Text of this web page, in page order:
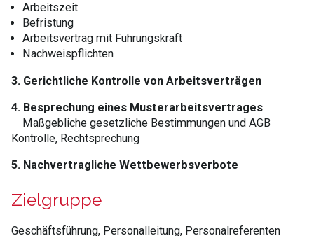
Arbeitszeit
Befristung
Arbeitsvertrag mit Führungskraft
Nachweispflichten
3. Gerichtliche Kontrolle von Arbeitsverträgen
4. Besprechung eines Musterarbeitsvertrages
Maßgebliche gesetzliche Bestimmungen und AGB
Kontrolle, Rechtsprechung
5. Nachvertragliche Wettbewerbsverbote
Zielgruppe
Geschäftsführung, Personalleitung, Personalreferenten